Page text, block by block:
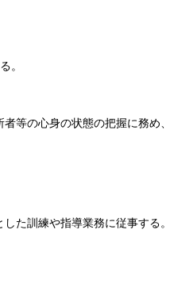
。
等の心身の状態の把握に務め
た訓練や指導業務に従事する。